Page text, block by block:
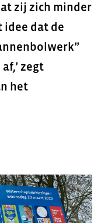
zij zich minder
idee dat de
zegt
het